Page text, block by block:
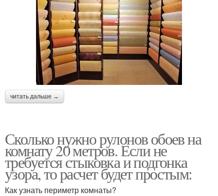
читать дальше →
Сколько нужно рулонов обоев на
комнату 20 метров. Если не
требуется стыковка и подгонка
узора, то расчет будет простым:
Как узнать периметр комнаты?